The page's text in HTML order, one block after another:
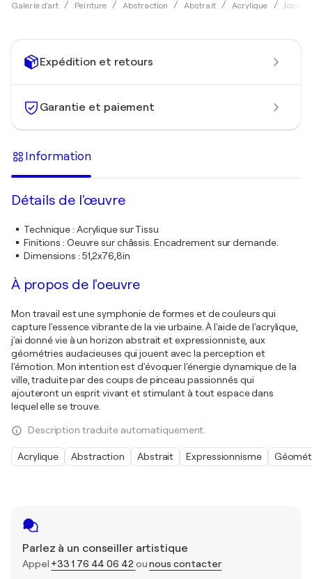
Galerie d'art Peinture Abstraction Abstrait Acrylique Jose
Expédition et retours
Garantie et paiement
Parlez à un conseiller artistique
Appel +33 1 76 44 06 42 ounous contacter
Information
Détails de l'œuvre
Technique: Acrylique sur Tissu
Finitions : Oeuvre sur châssis. Encadrement sur demande.
Dimensions : 51,2x76,8in
À propos de l'oeuvre
Mon travail est une symphonie de formes et de couleurs qui
capture l'essence vibrante de la vie urbaine. À l'aide de l'acrylique,
j'ai donné vie à un horizon abstrait et expressionniste, aux
géométries audacieuses qui jouent avec la perception et
l'émotion. Mon intention est d'évoquer l'énergie dynamique de la
ville, traduite par des coups de pinceau passionnés qui
ajouteront un esprit vivant et stimulant à tout espace dans
lequel elle se trouve.
Description traduite automatiquement.
Acrylique Abstraction Abstrait Expressionnisme